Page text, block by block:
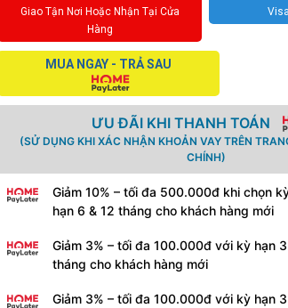
Giao Tận Nơi Hoặc Nhận Tại Cửa
Hàng
MUA NGAY - TRẢ SAU
ƯU ĐÃI KHI THANH TOÁN
(SỬ DỤNG KHI XÁC NHẬN KHOẢN VAY TRÊN
CHÍNH)
Giảm 10% – tối đa 500.000đ khi chọn
hạn 6 & 12 tháng cho khách hàng mới
Giảm 3% – tối đa 100.000đ với kỳ hạn 3
tháng cho khách hàng mới
Giảm 3% – tối đa 100.000đ với kỳ hạn 3